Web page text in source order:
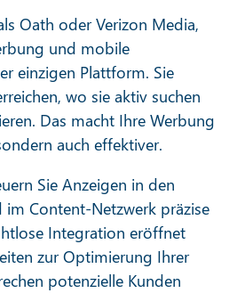
Oath oder Verizon Media,
und mobile
einzigen Plattform. Sie
wo sie aktiv suchen
Das macht Ihre Werbung
auch effektiver.
Sie Anzeigen in den
im Content-Netzwerk präzise
Integration eröffnet
zur Optimierung Ihrer
potenzielle Kunden